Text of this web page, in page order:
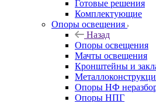
Готовые решения
Комплектующие
Опоры освещения
Назад
Опоры освещения
Мачты освещения
Кронштейны и
Опоры НФ
Опоры НПГ